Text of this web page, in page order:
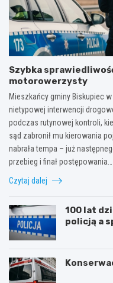
Szybka
motorowerzysty
Mieszkańcy gminy Biskupiec
nietypowej interwencji
podczas rutynowej kontroli,
sąd zabronił mu kierowania
nabrała tempa – już
przebieg i finał postępowania…
Czytaj dalej
100 lat
policją a